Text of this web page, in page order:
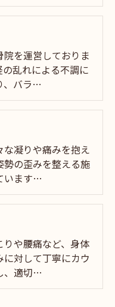
院を運営しておりま
の乱れによる不調に
、バラ…
な凝りや痛みを抱え
勢の歪みを整える施
います…
りや腰痛など、身体
に対して丁寧にカウ
、適切…